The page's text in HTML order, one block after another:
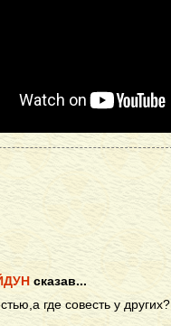
сказав...
где совесть у других?